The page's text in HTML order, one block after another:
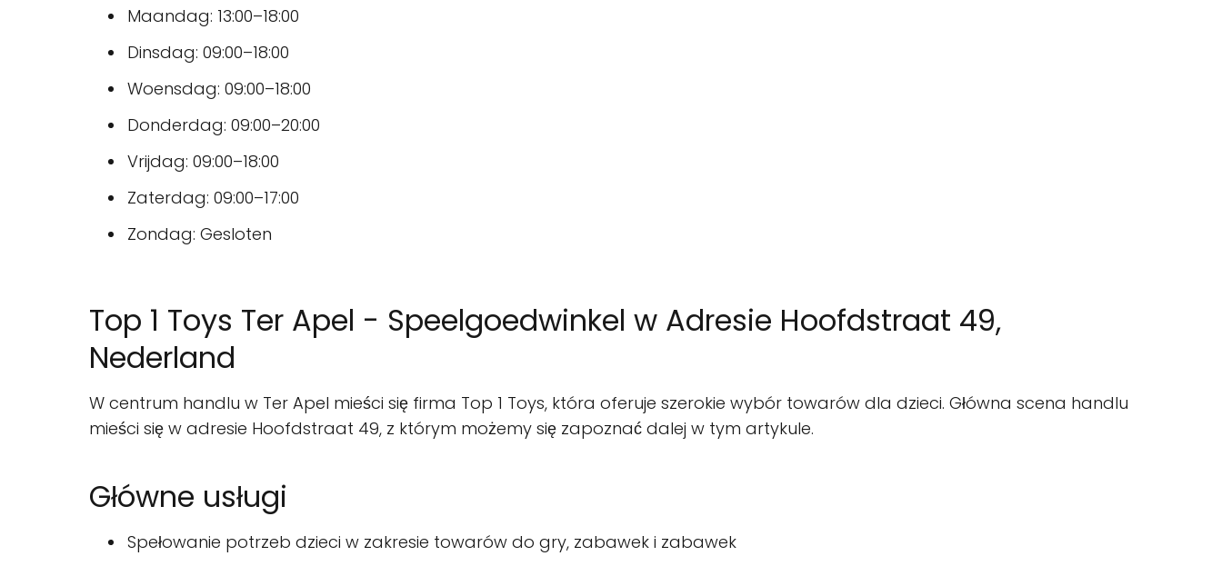
Maandag: 13:00–18:00
Dinsdag: 09:00–18:00
Woensdag: 09:00–18:00
Donderdag: 09:00–20:00
Vrijdag: 09:00–18:00
Zaterdag: 09:00–17:00
Zondag: Gesloten
Top 1 Toys Ter Apel - Speelgoedwinkel w Adresie Hoofdstraat 49,
Nederland
W centrum handlu w Ter Apel mieści się firma Top 1 Toys, która oferuje szerokie wybór towarów dla dzieci. Główna scena handlu
mieści się w adresie Hoofdstraat 49, z którym możemy się zapoznać dalej w tym artykule.
Główne usługi
Spełowanie potrzeb dzieci w zakresie towarów do gry, zabawek i zabawek